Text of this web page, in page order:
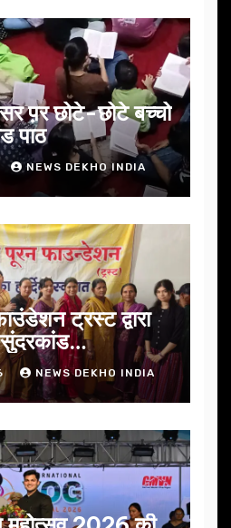
प़र छोटे-छोटे बच्चो
पाठ
NEWS DEKHO INDIA
ट्रस्ट द्वारा
NEWS DEKHO INDIA